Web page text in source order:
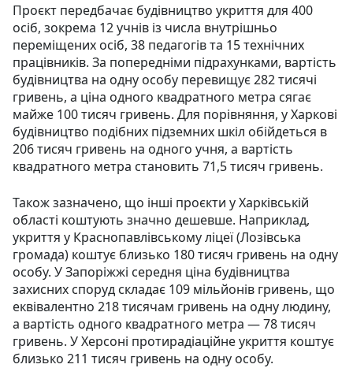
Проєкт передбачає будівництво укриття для 400
осіб, зокрема 12 учнів із числа внутрішньо
переміщених осіб, 38 педагогів та 15 технічних
працівників. За попередніми підрахунками, вартість
будівництва на одну особу перевищує 282 тисячі
гривень, а ціна одного квадратного метра сягає
майже 100 тисяч гривень. Для порівняння, у Харкові
будівництво подібних підземних шкіл обійдеться в
206 тисяч гривень на одного учня, а вартість
квадратного метра становить 71,5 тисяч гривень.
Також зазначено, що інші проєкти у Харківській
області коштують значно дешевше. Наприклад,
укриття у Краснопавлівському ліцеї (Лозівська
громада) коштує близько 180 тисяч гривень на одну
особу. У Запоріжжі середня ціна будівництва
захисних споруд складає 109 мільйонів гривень, що
еквівалентно 218 тисячам гривень на одну людину,
а вартість одного квадратного метра — 78 тисяч
гривень. У Херсоні протирадіаційне укриття коштує
близько 211 тисяч гривень на одну особу.